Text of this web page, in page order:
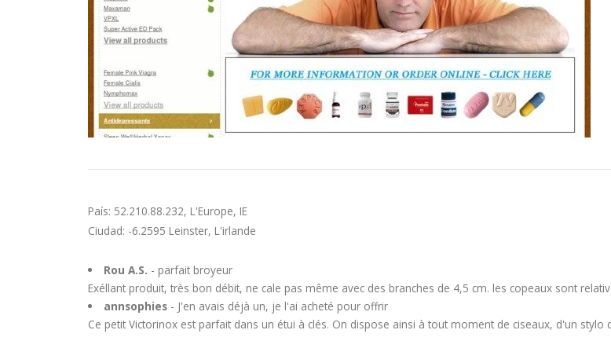
País: 52.210.88.232, L'Europe, IE
Ciudad: -6.2595 Leinster, L'irlande
Rou A.S. - parfait broyeur
Exéllant produit, très bon débit, ne cale pas même avec des branches de 4,5 cm. les copeaux sont
annsophies- J'en avais déjà un, je l'ai acheté pour offrir
Ce petit Victorinox est parfait dans un étui à clés. On dispose ainsi à tout moment de ciseaux, d'un stylo